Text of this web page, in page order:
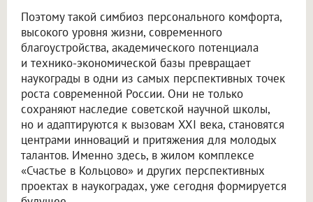
Поэтому такой симбиоз персонального комфорта,
высокого уровня жизни, современного
благоустройства, академического потенциала
и технико-экономической базы превращает
наукограды в одни из самых перспективных точек
роста современной России. Они не только
сохраняют наследие советской научной школы,
но и адаптируются к вызовам XXI века, становятся
центрами инноваций и притяжения для молодых
талантов. Именно здесь, в жилом комплексе
«Счастье в Кольцово» и других перспективных
проектах в наукоградах, уже сегодня формируется